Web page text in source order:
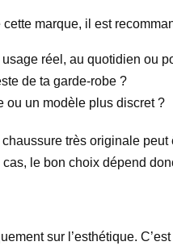
marque, il est
réel, au quotidien ou
de ta garde-robe ?
ou un modèle plus discret ?
très originale
le bon choix dépend
sur l’esthétique.